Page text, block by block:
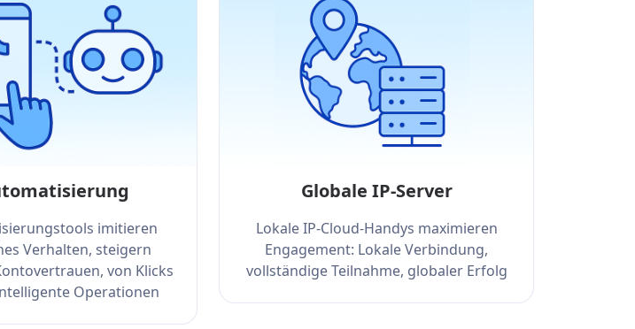
imitieren
Verhalten, steigern
von Klicks
Operationen
Globale IP-Server
Lokale IP-Cloud-Handys maximieren
Engagement: Lokale Verbindung,
vollständige Teilnahme, globaler Erfolg